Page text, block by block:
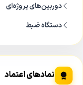
دوربین‌های پروژه‌ای
دستگاه ضبط
نمادهای اعتماد